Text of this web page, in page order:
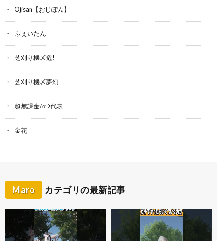
Ojisan【おじぽん】
ふぇいたん
芝刈り機〆危!
芝刈り機〆夢幻
超無課金/αD代表
金花
Maro カテゴリの最新記事